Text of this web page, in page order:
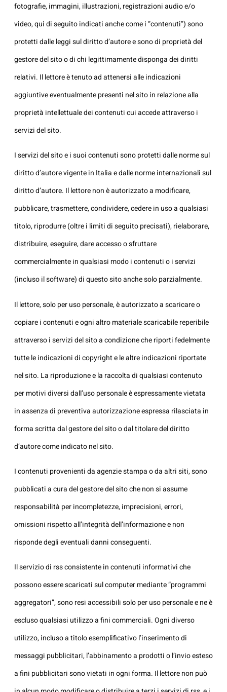
fotografie, immagini, illustrazioni, registrazioni audio e/o
video, qui di seguito indicati anche come i “contenuti”) sono
protetti dalle leggi sul diritto d’autore e sono di proprietà del
gestore del sito o di chi legittimamente disponga dei diritti
relativi. Il lettore è tenuto ad attenersi alle indicazioni
aggiuntive eventualmente presenti nel sito in relazione alla
proprietà intellettuale dei contenuti cui accede attraverso i
servizi del sito.
I servizi del sito e i suoi contenuti sono protetti dalle norme sul
diritto d’autore vigente in Italia e dalle norme internazionali sul
diritto d’autore. Il lettore non è autorizzato a modificare,
pubblicare, trasmettere, condividere, cedere in uso a qualsiasi
titolo, riprodurre (oltre i limiti di seguito precisati), rielaborare,
distribuire, eseguire, dare accesso o sfruttare
commercialmente in qualsiasi modo i contenuti o i servizi
(incluso il software) di questo sito anche solo parzialmente.
Il lettore, solo per uso personale, è autorizzato a scaricare o
copiare i contenuti e ogni altro materiale scaricabile reperibile
attraverso i servizi del sito a condizione che riporti fedelmente
tutte le indicazioni di copyright e le altre indicazioni riportate
nel sito. La riproduzione e la raccolta di qualsiasi contenuto
per motivi diversi dall’uso personale è espressamente vietata
in assenza di preventiva autorizzazione espressa rilasciata in
forma scritta dal gestore del sito o dal titolare del diritto
d’autore come indicato nel sito.
I contenuti provenienti da agenzie stampa o da altri siti, sono
pubblicati a cura del gestore del sito che non si assume
responsabilità per incompletezze, imprecisioni, errori,
omissioni rispetto all’integrità dell’informazione e non
risponde degli eventuali danni conseguenti.
Il servizio di rss consistente in contenuti informativi che
possono essere scaricati sul computer mediante “programmi
aggregatori”, sono resi accessibili solo per uso personale e ne è
escluso qualsiasi utilizzo a fini commerciali. Ogni diverso
utilizzo, incluso a titolo esemplificativo l’inserimento di
messaggi pubblicitari, l’abbinamento a prodotti o l’invio esteso
a fini pubblicitari sono vietati in ogni forma. Il lettore non può